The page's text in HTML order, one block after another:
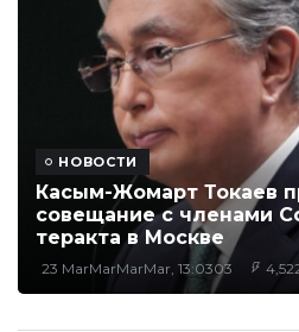
НОВОСТИ
Касым-Жомарт Токаев
совещание с членами
теракта в Москве
23 MarMarMarMar, 13:0303